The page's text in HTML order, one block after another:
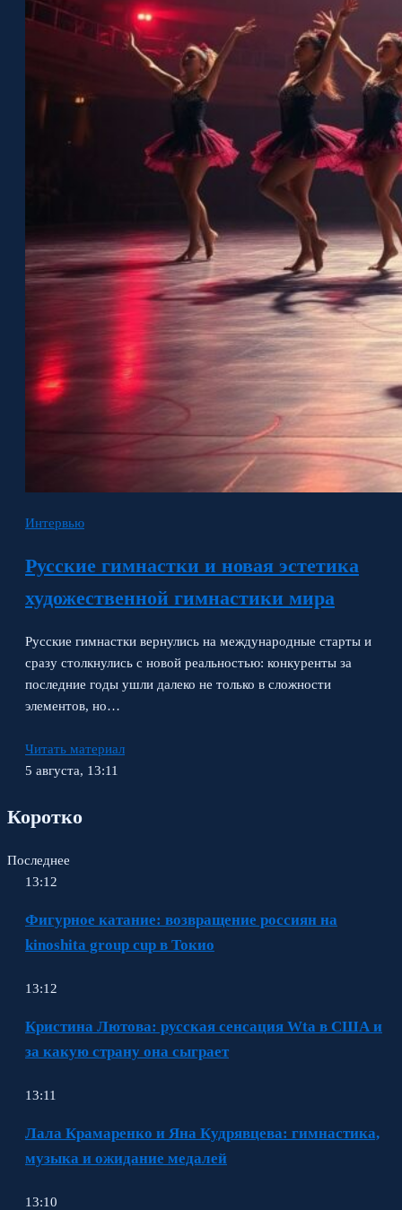
Интервью
Русские гимнастки и новая эстетика
художественной гимнастики мира
Русские гимнастки вернулись на международные старты и
сразу столкнулись с новой реальностью: конкуренты за
последние годы ушли далеко не только в сложности
элементов, но…
Читать материал
5 августа, 13:11
Коротко
Последнее
13:12
Фигурное катание: возвращение россиян на
kinoshita group cup в Токио
13:12
Кристина Лютова: русская сенсация Wta в США и
за какую страну она сыграет
13:11
Лала Крамаренко и Яна Кудрявцева: гимнастика,
музыка и ожидание медалей
13:10